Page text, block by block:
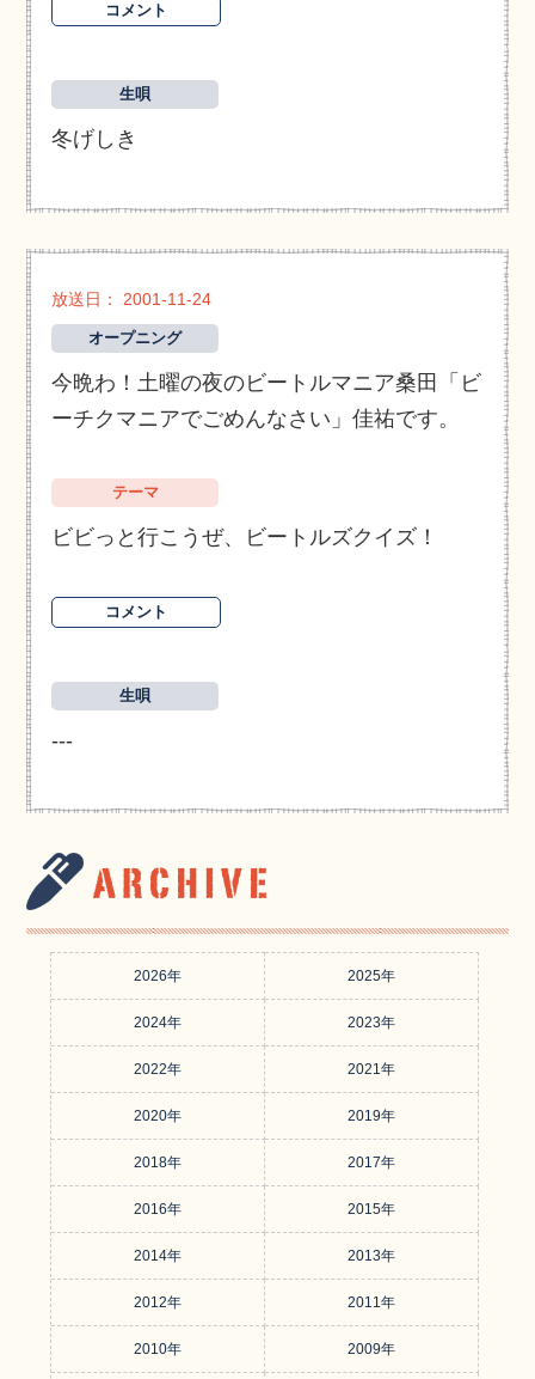
コメント
生唄
冬げしき
放送日： 2001-11-24
オープニング
今晩わ！土曜の夜のビートルマニア桑田「ビ
ーチクマニアでごめんなさい」佳祐です。
テーマ
ビビっと行こうぜ、ビートルズクイズ！
コメント
生唄
---
2026年 2025年
2024年 2023年
2022年 2021年
2020年 2019年
2018年 2017年
2016年 2015年
2014年 2013年
2012年 2011年
2010年 2009年